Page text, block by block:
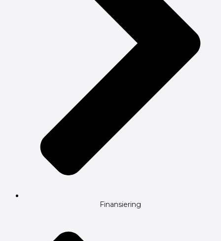
Finansiering